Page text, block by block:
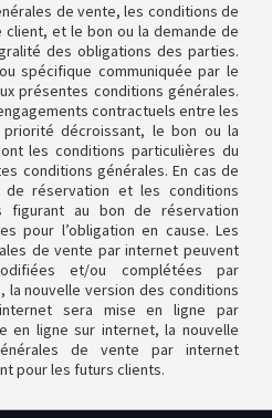
de vente, les conditions de
et le bon ou la demande de
des obligations des parties.
spécifique communiquée par le
présentes conditions générales.
contractuels entre les
décroissant, le bon ou la
les conditions particulières du
conditions générales. En cas de
réservation et les conditions
figurant au bon de réservation
pour l’obligation en cause. Les
de vente par internet peuvent
et/ou complétées par
la nouvelle version des conditions
sera mise en ligne par
en ligne sur internet, la nouvelle
de vente par internet
pour les futurs clients.